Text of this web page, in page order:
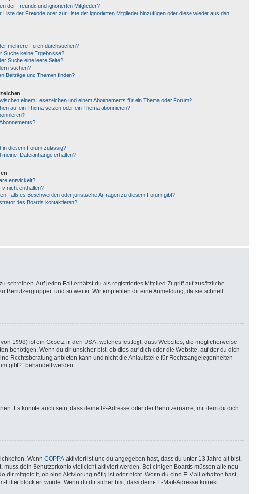
der Freunde und ignorierten Mitglieder?
Liste der Freunde oder zur Liste der ignorierten Mitglieder hinzufügen oder diese wieder aus den
mehrere Foren durchsuchen?
Suche keine Ergebnisse?
Suche eine leere Seite?
suchen?
Beiträge und Themen finden?
einem Lesezeichen und einem Abonnements für ein Thema oder Forum?
auf ein Thema setzen oder ein Thema abonnieren?
in diesem Forum zulässig?
meiner Dateianhänge erhalten?
entwickelt?
y nicht enthalten?
falls es Beschwerden oder juristische Anfragen zu diesem Forum gibt?
des Boards kontaktieren?
schreiben. Auf jeden Fall erhältst du als registriertes Mitglied Zugriff auf zusätzliche
Benutzergruppen und so weiter. Wir empfehlen dir eine Anmeldung, da sie schnell
1998) ist ein Gesetz in den USA, welches festlegt, dass Websites, die möglicherweise
benötigen. Wenn du dir unsicher bist, ob dies auf dich oder die Website, auf der du dich
Rechtsberatung anbieten kann und nicht die Anlaufstelle für Rechtsangelegenheiten
gibt?“ behandelt werden.
Es könnte auch sein, dass deine IP-Adresse oder der Benutzername, mit dem du dich
Wenn COPPA aktiviert ist und du angegeben hast, dass du unter 13 Jahre alt bist,
dein Benutzerkonto vielleicht aktiviert werden. Bei einigen Boards müssen alle neu
mitgeteilt, ob eine Aktivierung nötig ist oder nicht. Wenn du eine E-Mail erhalten hast,
blockiert wurde. Wenn du dir sicher bist, dass deine E-Mail-Adresse korrekt